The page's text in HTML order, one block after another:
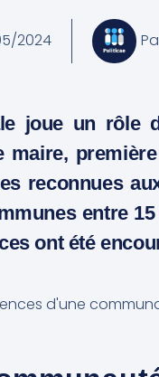
2024
joue un
maire,
reconnues
entre
ont été